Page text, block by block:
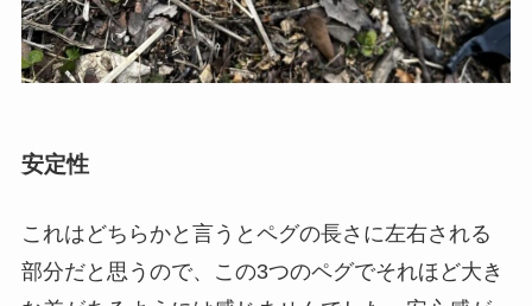
安定性
これはどちらかと言うとペグの長さに左右される
部分だと思うので、この3つのペグでそれほど大き